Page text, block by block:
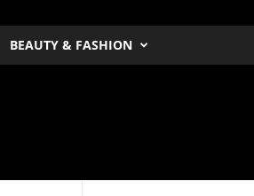
BEAUTY & FASHION